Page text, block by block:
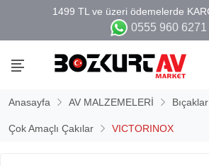
0555 960 6271
Anasayfa AV MALZEMELERİ
Çok Amaçlı Çakılar VICTORINOX